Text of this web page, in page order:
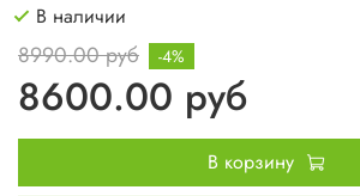
В наличии
8990.00 руб
8600.00 руб
-4%
В корзину